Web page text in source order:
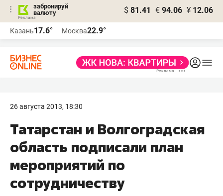
забронируй
валюту
$ 81.41 € 94.06 ¥ 12.06
Казань17.6° Москва22.9°
26 августа 2013, 18:30
Татарстан и Волгоградская
область подписали план
мероприятий по
сотрудничеству